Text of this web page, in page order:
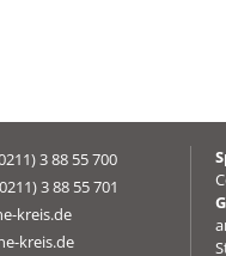
3 88 55 700
3 88 55 701
kreis.de
kreis.de